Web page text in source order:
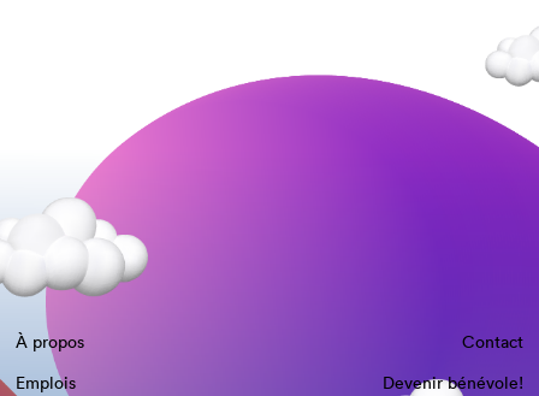
À propos
Contact
Emplois
Devenir bénévole!